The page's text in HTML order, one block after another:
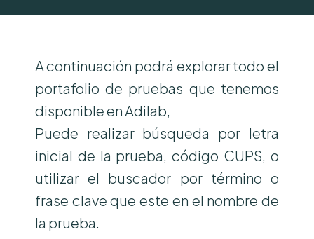
A continuación podrá explorar todo el
portafolio de pruebas que tenemos
disponible en Adilab,
Puede realizar búsqueda por letra
inicial de la prueba, código CUPS, o
utilizar el buscador por término o
frase clave que este en el nombre de
la prueba.